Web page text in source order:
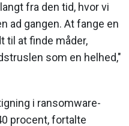
fra den tid, hvor vi
ad gangen. At fange en
til at finde måder,
som en helhed,"
i ransomware-
procent, fortalte